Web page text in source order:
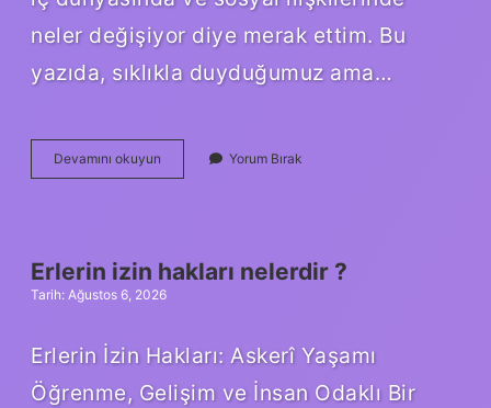
neler değişiyor diye merak ettim. Bu
yazıda, sıklıkla duyduğumuz ama…
Devamını okuyun
etmek
Yorum Bırak
Erlerin izin hakları nelerdir ?
Tarih: Ağustos 6, 2026
Erlerin İzin Hakları: Askerî Yaşamı
Öğrenme, Gelişim ve İnsan Odaklı Bir